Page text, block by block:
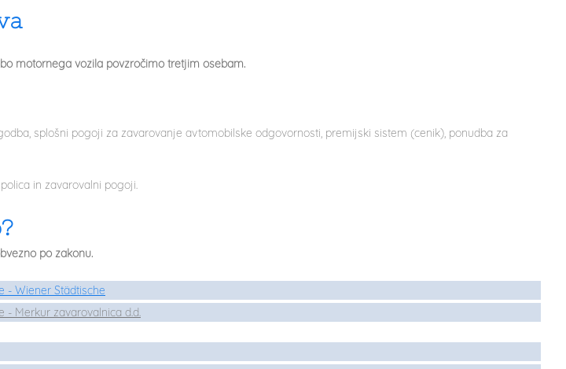
motornega vozila povzročimo tretjim osebam.
splošni pogoji za zavarovanje avtomobilske odgovornosti, premijski sistem (cenik), ponudba za
in zavarovalni pogoji.
po zakonu.
Wiener Stä dtische
Merkur zavarovalnica d.d.